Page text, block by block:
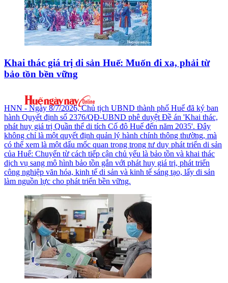
Khai thác giá trị di sản Huế: Muốn đi xa, phải từ
bảo tồn bền vững
HNN - Ngày 8/7/2026, Chủ tịch UBND thành phố Huế đã ký ban
hành Quyết định số 2376/QĐ-UBND phê duyệt Đề án 'Khai thác,
phát huy giá trị Quần thể di tích Cố đô Huế đến năm 2035'. Đây
không chỉ là một quyết định quản lý hành chính thông thường, mà
có thể xem là một dấu mốc quan trọng trong tư duy phát triển di sản
của Huế: Chuyển từ cách tiếp cận chủ yếu là bảo tồn và khai thác
dịch vụ sang mô hình bảo tồn gắn với phát huy giá trị, phát triển
công nghiệp văn hóa, kinh tế di sản và kinh tế sáng tạo, lấy di sản
làm nguồn lực cho phát triển bền vững.